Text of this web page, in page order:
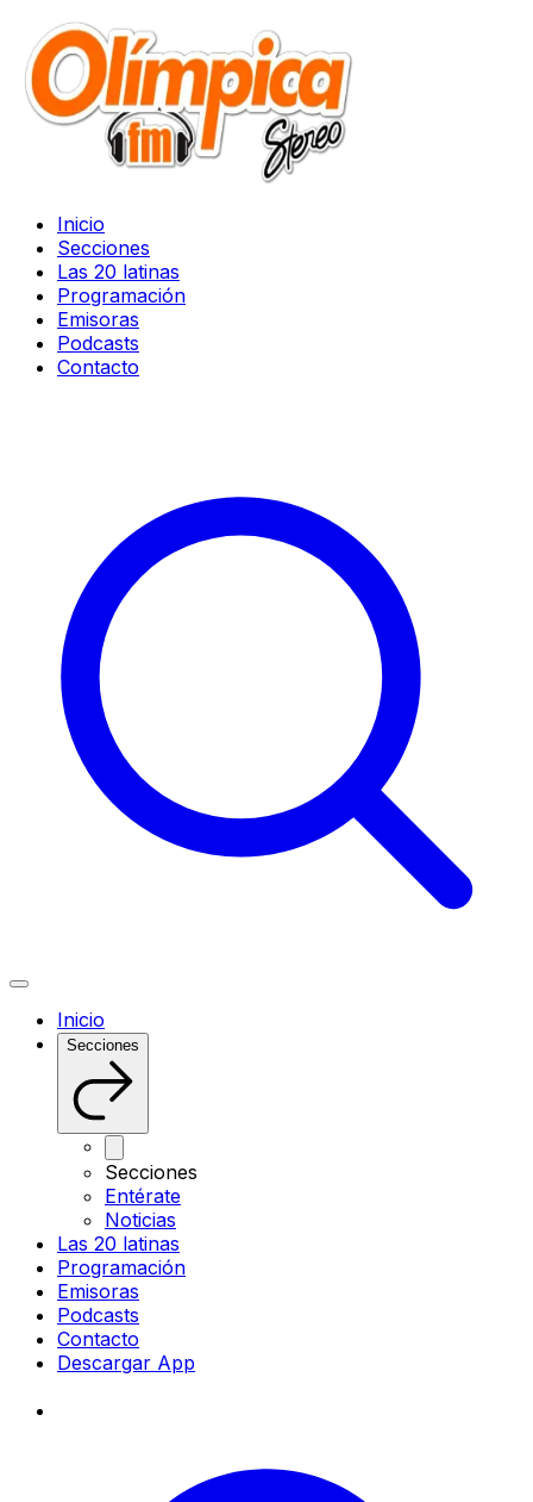
Inicio
Secciones
Las 20 latinas
Programación
Emisoras
Podcasts
Contacto
Inicio
Secciones
Secciones
Entérate
Noticias
Las 20 latinas
Programación
Emisoras
Podcasts
Contacto
Descargar App